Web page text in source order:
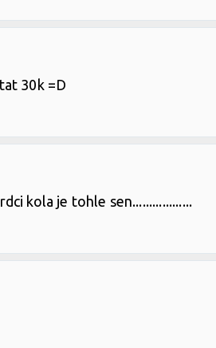
30k =D
kola je tohle sen..................